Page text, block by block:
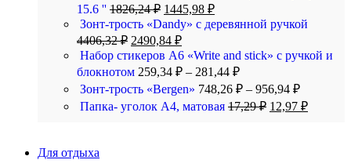
15.6 '' 1826,24₽ 1445,98 ₽
Зонт-трость «Dandy» с деревянной ручкой
4406,32₽ 2490,84 ₽
Набор стикеров А6 «Write and stick» с ручкой и
блокнотом 259,34 ₽ – 281,44 ₽
Зонт-трость «Bergen» 748,26 ₽ – 956,94 ₽
Папка- уголок А4, матовая 17,29₽ 12,97 ₽
Для отдыха